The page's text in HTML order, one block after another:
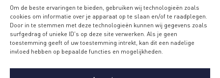
Om de beste ervaringen te bieden, gebruiken wij technologieën zoals
cookies om informatie over je apparaat op te slaan en/of te raadplegen.
Door in te stemmen met deze technologieën kunnen wij gegevens zoals
surfgedrag of unieke ID's op deze site verwerken. Als je geen
toestemming geeft of uw toestemming intrekt, kan dit een nadelige
invloed hebben op bepaalde functies en mogelijkheden.
E-Fulfilment Plus
Refund-Repair-Return
Cashback campagnes
Product + campagnes
Loyalty campagnes
Menu